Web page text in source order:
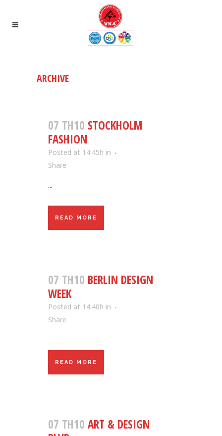
ARCHIVE
07 TH10 STOCKHOLM
FASHION
Posted at 14:45h in
Share
...
READ MORE
07 TH10 BERLIN DESIGN
WEEK
Posted at 14:40h in
Share
READ MORE
07 TH10 ART & DESIGN